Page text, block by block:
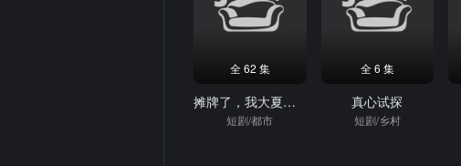
全 62 集
摊牌了，我大夏豢龙人
短剧/都市
全 6 集
真心试探
短剧/乡村